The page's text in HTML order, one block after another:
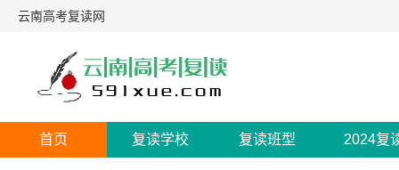
云南高考复读网
首页 复读学校 复读班型 2024复